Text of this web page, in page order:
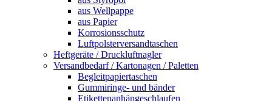
aus Wellpappe
aus Papier
Korrosionsschutz
Luftpolsterversandtaschen
Heftgeräte / Druckluftnagler
Versandbedarf / Kartonagen / Paletten
Begleitpapiertaschen
Gummiringe- und bänder
Etikettenanhängeschlaufen